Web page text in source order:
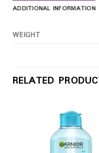
ADDITIONAL INFORMATION
WEIGHT
RELATED